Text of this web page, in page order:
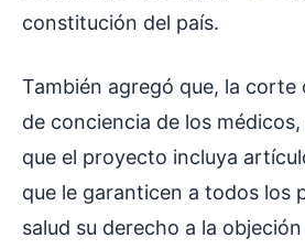
constitución del país.
También agregó que, la corte
de conciencia de los
que el proyecto incluya
que le garanticen a todos los
salud su derecho a la